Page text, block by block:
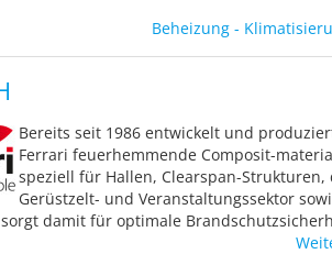
Beheizung -
Bereits seit 1986 entwickelt und
Ferrari feuerhemmende Composit-
speziell für Hallen, Clearspan-Strukturen,
Gerüstzelt- und Veranstaltungssektor
damit für optimale